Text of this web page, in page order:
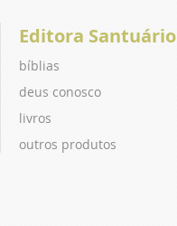
Editora Santuário
bíblias
deus conosco
livros
outros produtos